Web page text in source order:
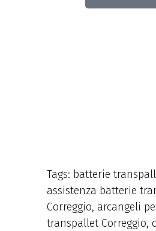
Tags: batterie
assistenza batterie
Correggio, arcangeli
transpallet Correggio,